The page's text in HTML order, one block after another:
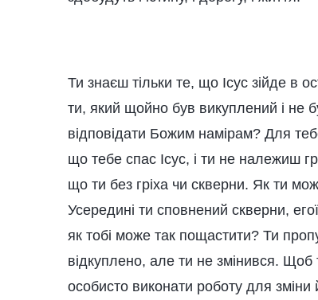
Ти знаєш тільки те, що Ісус зійде в
ти, який щойно був викуплений і не
відповідати Божим намірам? Для
що тебе спас Ісус, і ти не належиш
що ти без гріха чи скверни. Як ти
Усередині ти сповнений скверни,
як тобі може так пощастити? Ти
відкуплено, але ти не змінився.
особисто виконати роботу для